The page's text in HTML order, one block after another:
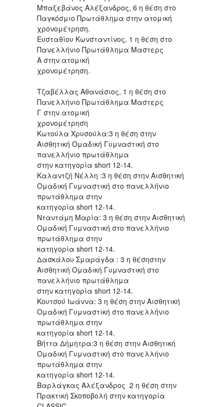
Μπαξεβάνος Αλέξανδρος, 6 η θέση στο
Παγκόσμιο Πρωτάθλημα στην ατομική
χρονομέτρηση.
Ευσταθίου Κωνσταντίνος, 1 η θέση στο
Πανελλήνιο Πρωτάθλημα Μαστερς
Α στην ατομική
χρονομέτρηση.
Τζαβέλλας Αθανάσιος, 1 η θέση στο
Πανελλήνιο Πρωτάθλημα Μαστερς
Γ στην ατομική
χρονομέτρηση
Κωτούλα Xρυσούλα:3 η θέση στην
Αισθητική Ομαδική Γυμναστική στο
πανελλήνιο πρωτάθλημα
στην κατηγορία short 12-14.
Καλαντζή Νέλλη :3 η θέση στην Αισθητική
Ομαδική Γυμναστική στο πανελλήνιο
πρωτάθλημα στην
κατηγορία short 12-14.
Νταντάμη Μαρία: 3 η θέση στην Αισθητική
Ομαδική Γυμναστική στο πανελλήνιο
πρωτάθλημα στην
κατηγορία short 12-14.
Δασκάλου Σμαράγδα : 3 η θέσηστην
Αισθητική Ομαδική Γυμναστική στο
πανελλήνιο πρωτάθλημα
στην κατηγορία short 12-14.
Κουτσού Ιωάννα: 3 η θέση στην Αισθητική
Ομαδική Γυμναστική στο πανελλήνιο
πρωτάθλημα στην
κατηγορία short 12-14.
Βήττα Δήμητρα:3 η θέση στην Αισθητική
Ομαδική Γυμναστική στο πανελλήνιο
πρωτάθλημα στην
κατηγορία short 12-14.
Βαρλάγκας Αλέξανδρος 2 η θέση στην
Πρακτική Σκοποβολή στην κατηγορία